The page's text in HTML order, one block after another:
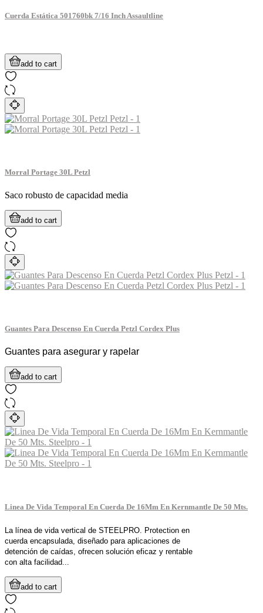
Cuerda Estática 501760bk 7/16 Inch Assaultline
add to cart
Morral Portage 30L Petzl
Saco robusto de capacidad media
add to cart
Guantes Para Descenso En Cuerda Petzl Cordex Plus
Guantes para asegurar y rapelar
add to cart
Linea De Vida Temporal En Cuerda De 16Mm En Kernmantle De 50 Mts.
La línea de vida vertical de STEELPRO. Protection en
cuerda encapsulada, diseñado para aplicaciones de
detención de caídas, ofrecen solución eficaz y rentable
con alta facilidad...
add to cart